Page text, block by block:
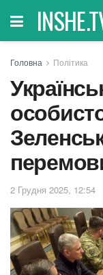
Головна Політика
2 Грудня 2025, 12:54